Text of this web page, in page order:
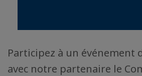
Participez à un événement
avec notre partenaire le